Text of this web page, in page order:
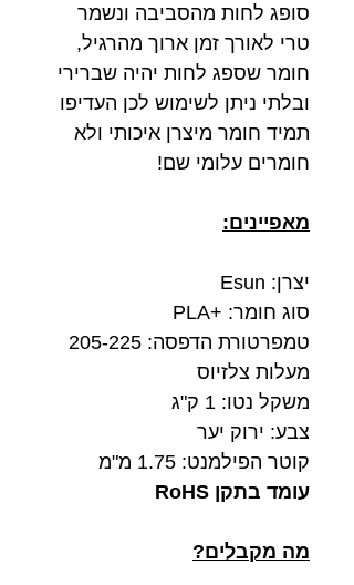
סופג לחות מהסביבה ונשמר
טרי לאורך זמן ארוך מהרגיל,
חומר שספג לחות יהיה שברירי
ובלתי ניתן לשימוש לכן העדיפו
תמיד חומר מיצרן איכותי ולא
חומרים עלומי שם!
מאפיינים:
יצרן: Esun
סוג חומר: +PLA
טמפרטורת הדפסה: 205-225
מעלות צלזיוס
משקל נטו: 1 ק"ג
צבע: ירוק יער
קוטר הפילמנט: 1.75 מ"מ
עומד בתקן RoHS
מה מקבלים?